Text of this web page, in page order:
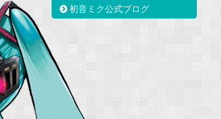
初音ミク公式ブログ